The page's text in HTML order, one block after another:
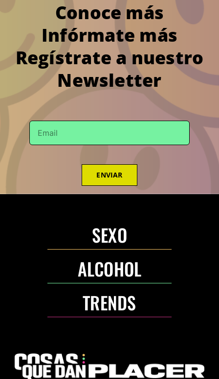
Conoce más
Infórmate más
Regístrate a nuestro
Newsletter
ENVIAR
SEXO
ALCOHOL
TRENDS